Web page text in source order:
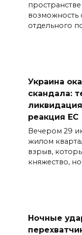
возможность
отдельного
Украина
скандала:
реакция ЕС
Вечером 29
жилом
взрыв,
княжество,
Ночные